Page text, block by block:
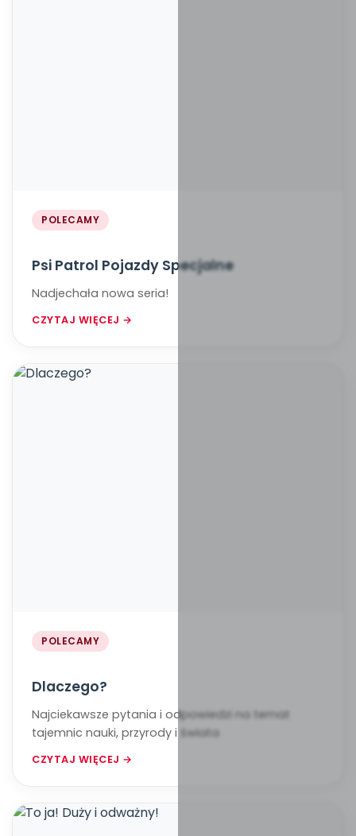
POLECAMY
Psi Patrol Pojazdy Specjalne
Nadjechała nowa seria!
CZYTAJ WIĘCEJ →
POLECAMY
Dlaczego?
Najciekawsze pytania i odpowiedzi na temat
tajemnic nauki, przyrody i świata
CZYTAJ WIĘCEJ →